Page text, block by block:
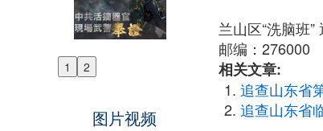
1 2
Previous
图片视频
兰山区“洗脑班
邮编：276000
相关文章:
追查山东省
追查山东省